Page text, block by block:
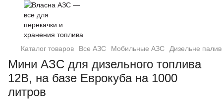
Каталог товаров Все АЗС Мобильные АЗС Дизельне
Мини АЗС для дизельного топлива
12В, на базе Еврокуба на 1000
литров